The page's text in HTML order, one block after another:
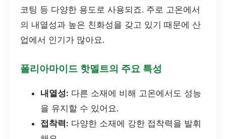
코팅 등 다양한 용도로 사용되죠. 주로 고온에서
의 내열성과 높은 친화성을 갖고 있기 때문에 산
업에서 인기가 많아요.
폴리아마이드 핫멜트의 주요 특성
내열성: 다른 소재에 비해 고온에서도 성능
을 유지할 수 있어요.
접착력: 다양한 소재에 강한 접착력을 발휘